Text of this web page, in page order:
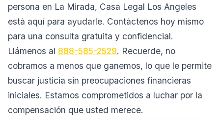
persona en La Mirada, Casa Legal Los Angeles
está aquí para ayudarle. Contáctenos hoy mismo
para una consulta gratuita y confidencial.
Llámenos al 888-585-2529. Recuerde, no
cobramos a menos que ganemos, lo que le permite
buscar justicia sin preocupaciones financieras
iniciales. Estamos comprometidos a luchar por la
compensación que usted merece.